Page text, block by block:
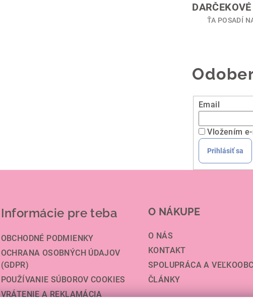
ŤA POSADÍ
Email
Vložením
Prihlásiť sa
Informácie pre teba
OBCHODNÉ PODMIENKY
OCHRANA OSOBNÝCH ÚDAJOV
(GDPR)
POUŽÍVANIE SÚBOROV COOKIES
VRÁTENIE A REKLAMÁCIA
O NÁKUPE
O NÁS
KONTAKT
SPOLUPRÁCA A
ČLÁNKY